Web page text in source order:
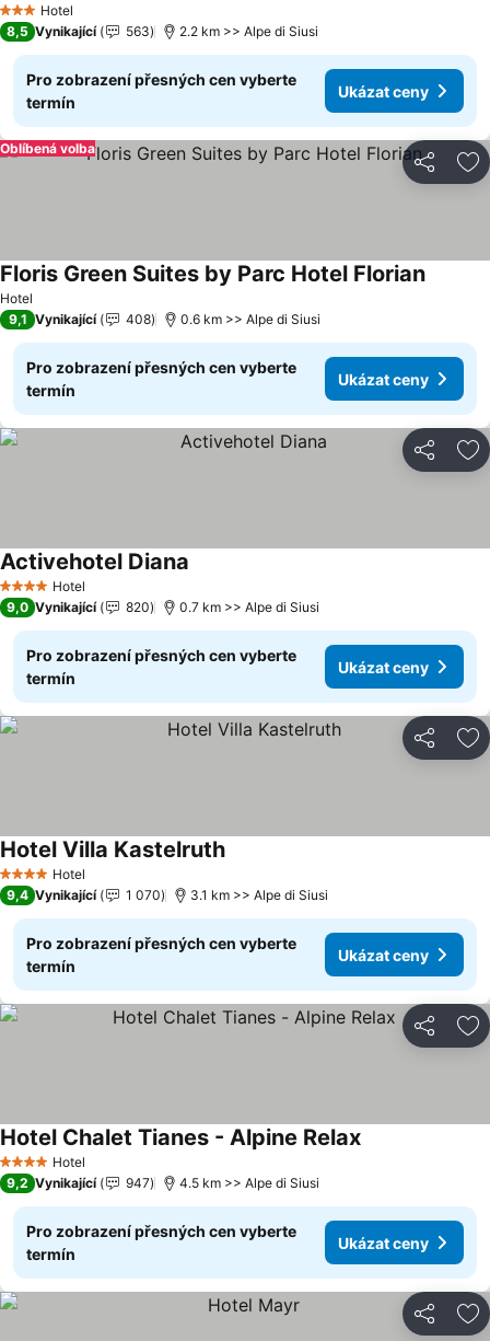
3 Počet hvězdiček
Hotel
8,5 Vynikající 563 2.2 km >> Alpe di Siusi
Pro zobrazení přesných cen vyberte
termín
Ukázat ceny
Sdílet
Oblíbená volba
Hotel
Floris Green Suites by Parc Hotel Florian
9,1 Vynikající 408 0.6 km >> Alpe di Siusi
Pro zobrazení přesných cen vyberte
termín
Ukázat ceny
Sdílet
4 Počet hvězdiček
Hotel
Activehotel Diana
9,0 Vynikající 820 0.7 km >> Alpe di Siusi
Pro zobrazení přesných cen vyberte
termín
Ukázat ceny
Sdílet
4 Počet hvězdiček
Hotel
Hotel Villa Kastelruth
9,4 Vynikající 1 070 3.1 km >> Alpe di Siusi
Pro zobrazení přesných cen vyberte
termín
Ukázat ceny
Sdílet
4 Počet hvězdiček
Hotel
Hotel Chalet Tianes - Alpine Relax
9,2 Vynikající 947 4.5 km >> Alpe di Siusi
Pro zobrazení přesných cen vyberte
termín
Ukázat ceny
Sdílet